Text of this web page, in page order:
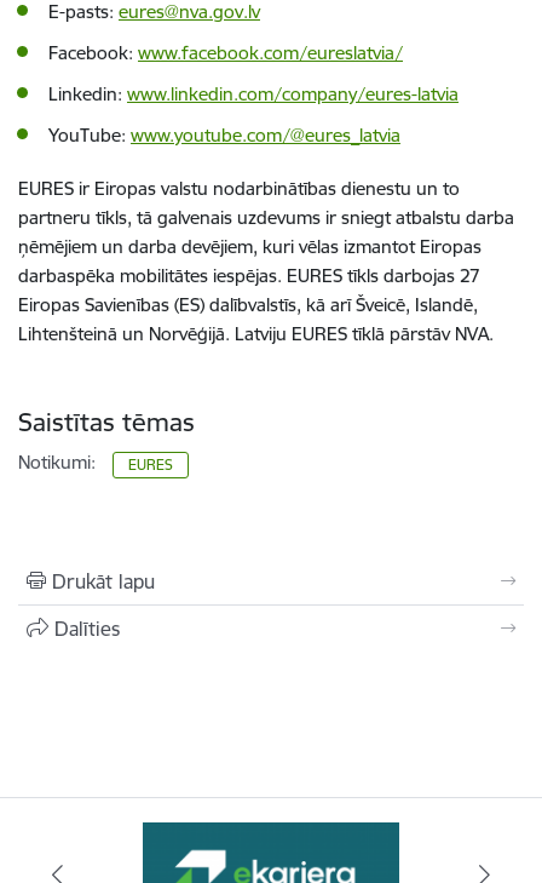
E-pasts: eures@nva.gov.lv
Facebook: www.facebook.com/eureslatvia/
Linkedin: www.linkedin.com/company/eures-latvia
YouTube: www.youtube.com/@eures_latvia
EURES ir Eiropas valstu nodarbinātības dienestu un to
partneru tīkls, tā galvenais uzdevums ir sniegt atbalstu darba
ņēmējiem un darba devējiem, kuri vēlas izmantot Eiropas
darbaspēka mobilitātes iespējas. EURES tīkls darbojas 27
Eiropas Savienības (ES) dalībvalstīs, kā arī Šveicē, Islandē,
Lihtenšteinā un Norvēģijā. Latviju EURES tīklā pārstāv NVA.
Saistītas tēmas
Notikumi: EURES
Drukāt lapu
Dalīties